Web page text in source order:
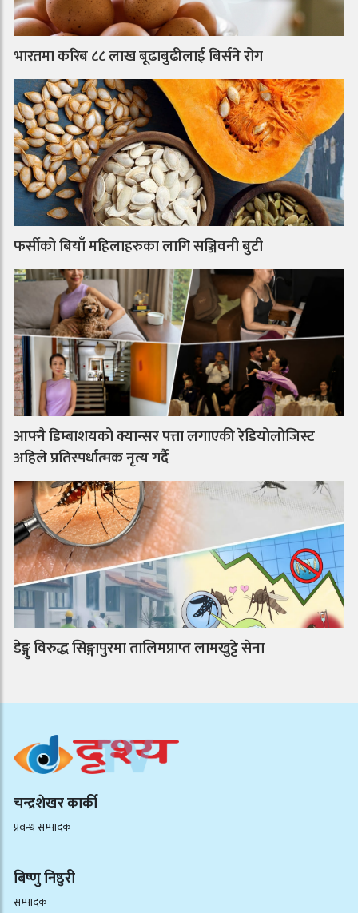
भारतमा करिब ८८ लाख बूढाबुढीलाई बिर्सने रोग
फर्सीको बियाँ महिलाहरुका लागि सञ्जिवनी बुटी
आफ्नै डिम्बाशयको क्यान्सर पत्ता लगाएकी रेडियोलोजिस्ट
अहिले प्रतिस्पर्धात्मक नृत्य गर्दै
डेङ्गु विरुद्ध सिङ्गापुरमा तालिमप्राप्त लामखुट्टे सेना
चन्द्रशेखर कार्की
प्रवन्ध सम्पादक
बिष्णु निष्ठुरी
सम्पादक